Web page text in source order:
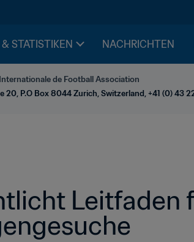
STATISTIKEN NACHRICHTEN
de Football Association
20, P.O Box 8044 Zurich, Switzerland, +41 (0) 43
Leitfaden